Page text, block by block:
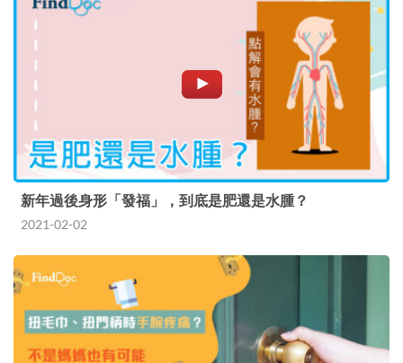
新年過後身形「發福」，到底是肥還是水腫？
2021-02-02